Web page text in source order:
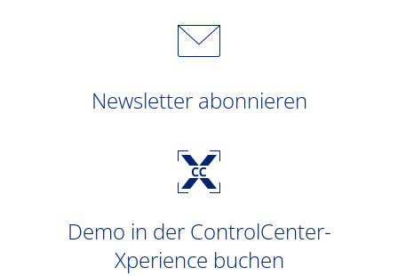
Newsletter abonnieren
Demo in der ControlCenter-
Xperience buchen